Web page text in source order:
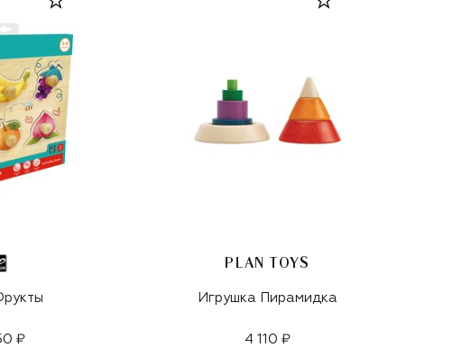
₽
PLAN TOYS
Игрушка Пирамидка
4 110 ₽